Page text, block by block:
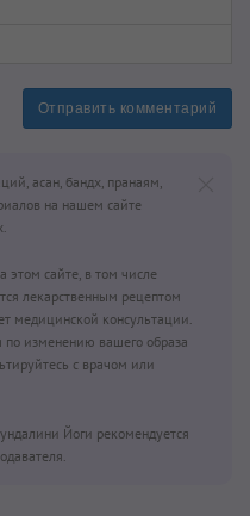
Отправить комментарий
асан, бандх, пранаям,
на нашем сайте
этом сайте, в том числе
лекарственным рецептом
медицинской консультации.
изменению вашего образа
с врачом или
Йоги рекомендуется